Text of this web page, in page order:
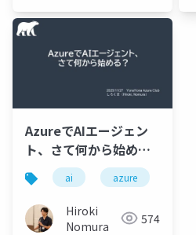
AzureでAIエージェン
ト、さて何から始め
る？
ai azure
Hiroki
Nomura
574